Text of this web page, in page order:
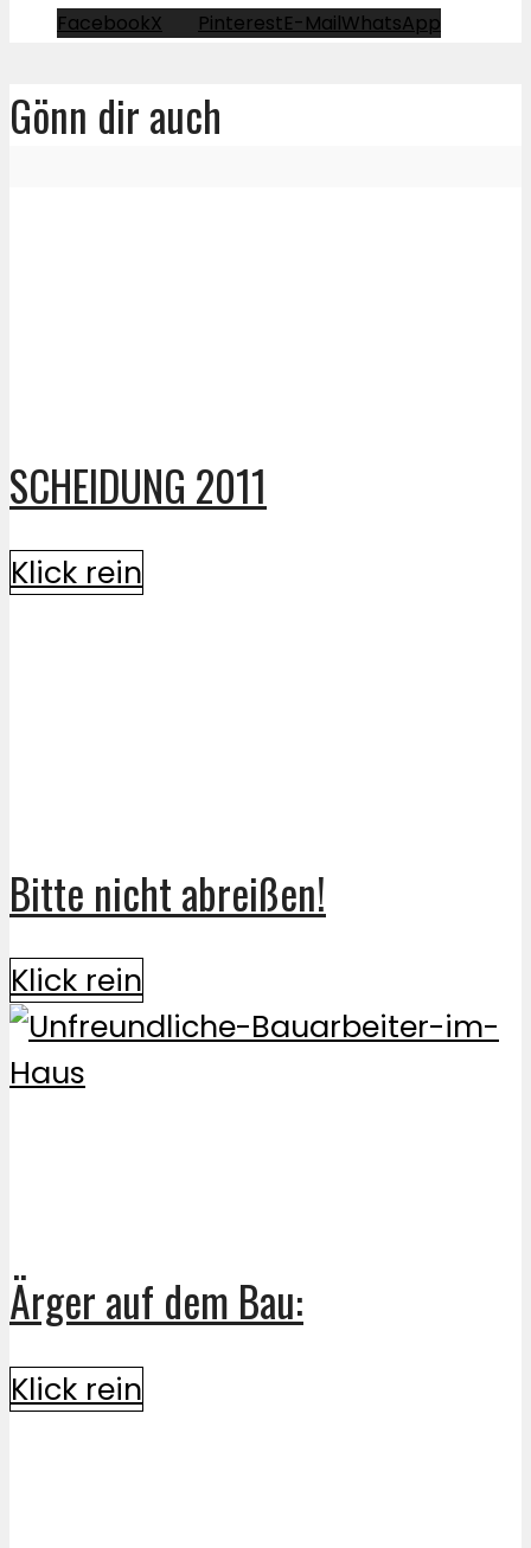
FacebookX PinterestE-MailWhatsApp
Gönn dir auch
SCHEIDUNG 2011
Klick rein
Bitte nicht abreißen!
Klick rein
Ärger auf dem Bau:
Klick rein